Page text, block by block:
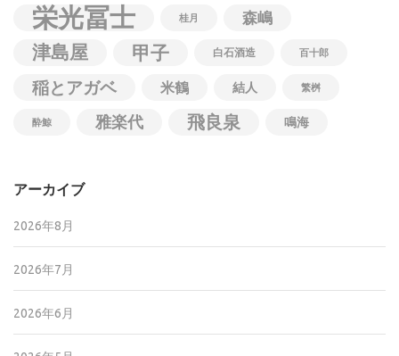
栄光冨士 桂月 森嶋
津島屋 甲子 白石酒造 百十郎
稲とアガベ 米鶴 結人 繁桝
酔鯨 雅楽代 飛良泉 鳴海
アーカイブ
2026年8月
2026年7月
2026年6月